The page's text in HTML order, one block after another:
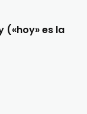
(«hoy» es la